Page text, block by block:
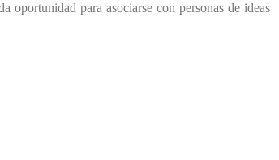
oportunidad para asociarse con personas de ideas